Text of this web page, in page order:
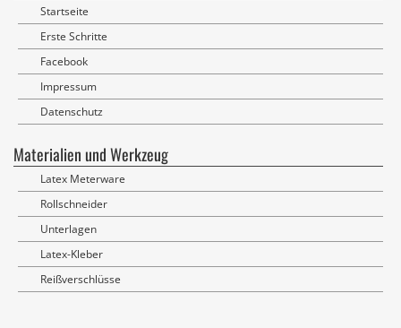
Startseite
Erste Schritte
Facebook
Impressum
Datenschutz
Materialien und Werkzeug
Latex Meterware
Rollschneider
Unterlagen
Latex-Kleber
Reißverschlüsse